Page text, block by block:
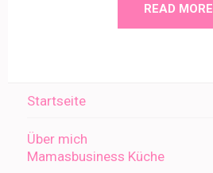
READ MORE
Startseite
Über mich
Mamasbusiness Küche